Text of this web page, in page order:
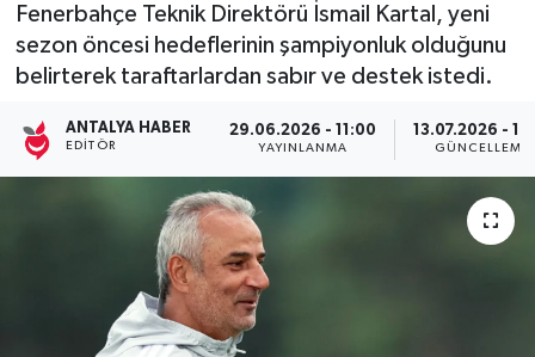
Fenerbahçe Teknik Direktörü İsmail Kartal, yeni
sezon öncesi hedeflerinin şampiyonluk olduğunu
belirterek taraftarlardan sabır ve destek istedi.
ANTALYA HABER
EDITÖR
29.06.2026 - 11:00
YAYINLANMA
13.07.2026 -
GÜNCELLEME
Güvenlik
Sağlık
Haber Arşivi